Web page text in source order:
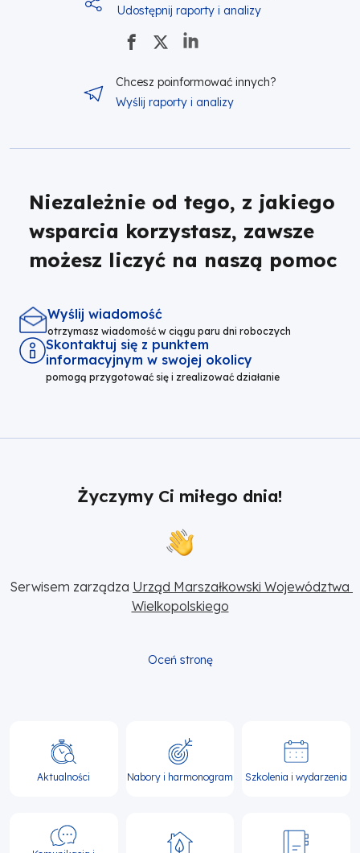
Wielkopolski
Udostępnij raporty i analizy
Chcesz poinformować innych?
Wyślij raporty i analizy
Niezależnie od tego, z jakiego
wsparcia korzystasz, zawsze
możesz liczyć na naszą pomoc
Wyślij wiadomość
otrzymasz wiadomość w ciągu paru dni roboczych
Skontaktuj się z punktem
informacyjnym w swojej okolicy
pomogą przygotować się i zrealizować działanie
Życzymy Ci miłego dnia!
Serwisem zarządza Urząd Marszałkowski Województwa
Wielkopolskiego
Oceń stronę
Główna
nawigacja
Aktualności Nabory i harmonogram Szkolenia i wydarzenia